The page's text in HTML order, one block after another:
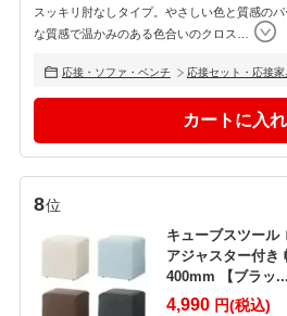
スッキリ肘なしタイプ。やさしい色と質感の
な質感で温かみのある色合いのクロス
応接・ソファ・ベンチ 応接セット・応接家
8位
キューブスツール
アジャスター付き
400mm 【ブラッ...
4,990円(税込)